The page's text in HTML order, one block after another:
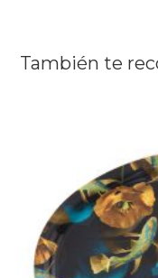
También te